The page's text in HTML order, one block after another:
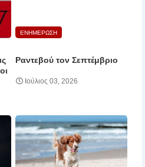
ΕΝΗΜΕΡΩΣΗ
Ραντεβού τον Σεπτέμβριο
Ιούλιος 03, 2026